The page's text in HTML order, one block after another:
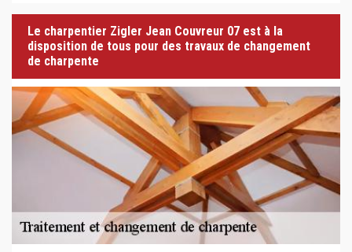
Le charpentier Zigler Jean Couvreur 07 est à la
disposition de tous pour des travaux de changement
de charpente